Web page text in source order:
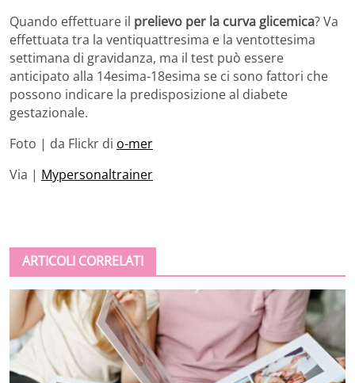
Quando effettuare il prelievo per la curva glicemica? Va
effettuata tra la ventiquattresima e la ventottesima
settimana di gravidanza, ma il test può essere
anticipato alla 14esima-18esima se ci sono fattori che
possono indicare la predisposizione al diabete
gestazionale.
Foto | da Flickr di o-mer
Via | Mypersonaltrainer
ARTICOLI CORRELATI